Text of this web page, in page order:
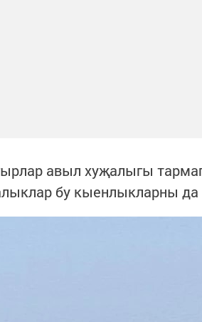
авыл хуҗалыгы
бу кыенлыкларны